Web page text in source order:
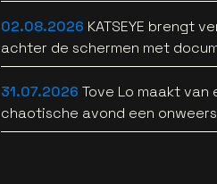
bekend
02.08.2026 KATSEYE brengt
achter de schermen met
WILD HEARTS [trailer]
31.07.2026 Tove Lo maakt van
chaotische avond een
popsong